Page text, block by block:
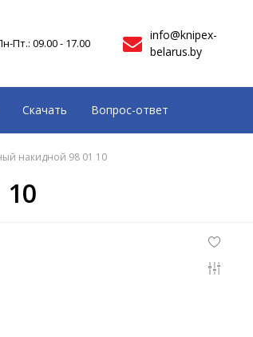
Пт.: 09.00 - 17.00
info@knipex-
belarus.by
Скачать Вопрос-ответ
накидной 98 01 10